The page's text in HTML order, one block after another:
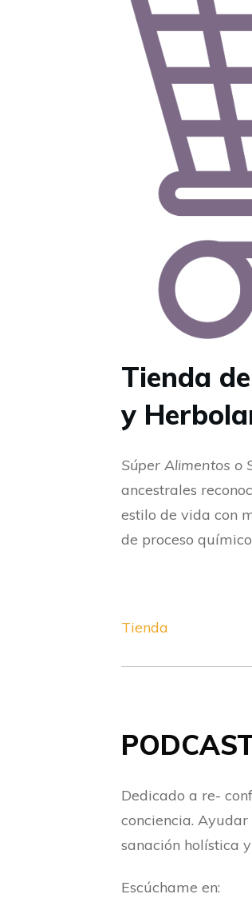
Tienda
y
Súper Alimentos o
ancestrales
estilo de vida con
de proceso
Tienda
Dedicado a re-
conciencia.
sanación holística
Escúchame en: